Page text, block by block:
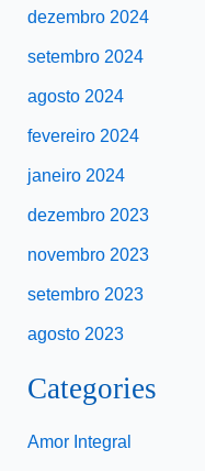
dezembro 2024
setembro 2024
agosto 2024
fevereiro 2024
janeiro 2024
dezembro 2023
novembro 2023
setembro 2023
agosto 2023
Categories
Amor Integral